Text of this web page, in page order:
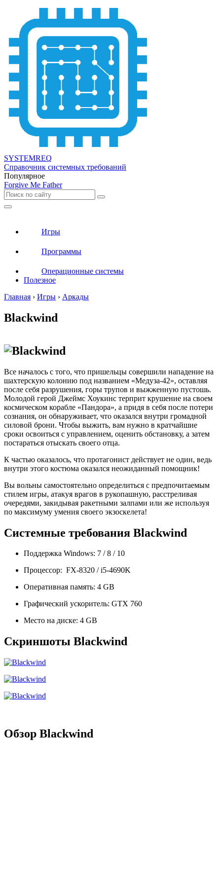
SYSTEMREQ
Справочник системных требований
Популярное
Forgive Me Father
Игры
Программы
Операционные системы
Полезное
Главная › Игры › Аркады
Blackwind
Все началось с того, что пришельцы совершили нападение на
шахтерскую колонию под названием «Медуза-42», оставляя
после себя разрушения, горы трупов и выжженную пустошь.
Молодой герой Джеймс Хоукинс терприт крушение на своем
космическом корабле «Пандора», а придя в себя после потери
сознания, он обнаруживает, что оказался внутри громадной
силовой брони. Чтобы выжить, вам нужно в кратчайшие
сроки освоиться с управлением, оценить обстановку, а затем
постараться отыскать своего отца.
К частью оказалось, что протагонист действует не один, ведь
внутри этого костюма оказался неожиданный помощник!
Вы вольны самостоятельно определиться с предпочитаемым
стилем игры, атакуя врагов в рукопашную, расстреливая
очередями, закидывая ракетными залпами или же используя
по максимуму умения своего экзоскелета!
Системные требования Blackwind
Поддержка Windows: 7 / 8 / 10
Процессор: FX-8320 / i5-4690K
Оперативная память: 4 GB
Графический ускоритель: GTX 760
Место на диске: 4 GB
Скриншоты Blackwind
Обзор Blackwind